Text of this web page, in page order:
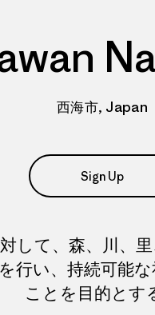
西海市, Japan
Sign Up
して、森、川、
行い、持続可能
ことを目的とす